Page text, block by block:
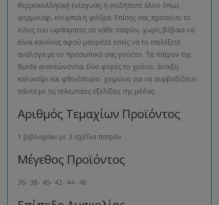
θερμοκολλητική ενίσχυση ή οτιδήποτε άλλο όπως
φερμουάρ, κουμπιά ή φόδρα. Επίσης σας προτείνει το
είδος του υφάσματος σε κάθε πατρόν, χωρίς βέβαια να
είναι κανόνας αφού μπορείτε εσείς να το επιλέξετε
ανάλογα με το προσωπικό σας γούστο. Τα πάτρον της
Burda ανανεώνονται δύο φορές το χρόνο, άνοιξη-
καλοκαίρι και φθινόπωρο- χειμώνα για να συμβαδίζουν
πάντα με τις τελευταίες εξελίξεις της μόδας.
Αριθμός Τεμαχίων Προϊόντος
1 βιβλιαράκι με 3 σχέδια πατρόν
Μέγεθος Προϊόντος
36- 38- 40- 42- 44- 46